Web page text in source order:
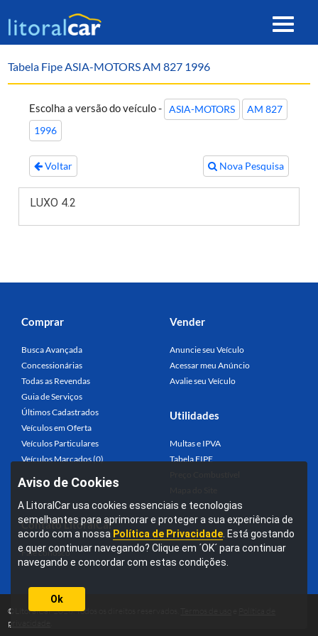
Toggle
Tabela Fipe ASIA-MOTORS AM 827 1996
Escolha a versão do veículo - ASIA-MOTORS
AM 827
1996
Voltar Nova Pesquisa
LUXO 4.2
Comprar
Busca Avançada
Concessionárias
Todas as Revendas
Guia de Serviços
Últimos Cadastrados
Veículos em Oferta
Veículos Particulares
Veículos Marcados (0)
Vender
Anuncie seu Veículo
Acessar meu Anúncio
Avalie seu Veículo
Utilidades
Multas e IPVA
Tabela FIPE
Contato LitoralCar
Fale conosco
©LitoralCar 2026. Todos os direitos reservados.
privacidade
Aviso de Cookies
A LitoralCar usa cookies essenciais e tecnologias
semelhantes para aprimorar e proteger a sua experiência de
acordo com a nossa Política de Privacidade . Está gostando
e quer continuar navegando? Clique em ´OK´ para continuar
navegando e concordar com estas condições.
Ok